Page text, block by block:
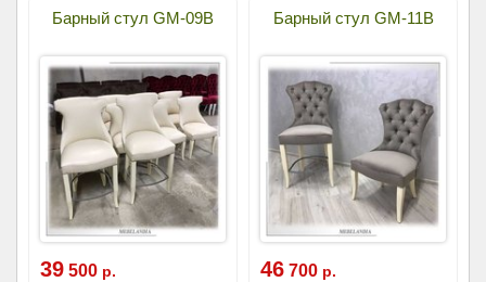
Барный стул GM-09B
39 500 р.
Барный стул GM-11B
46 700 р.